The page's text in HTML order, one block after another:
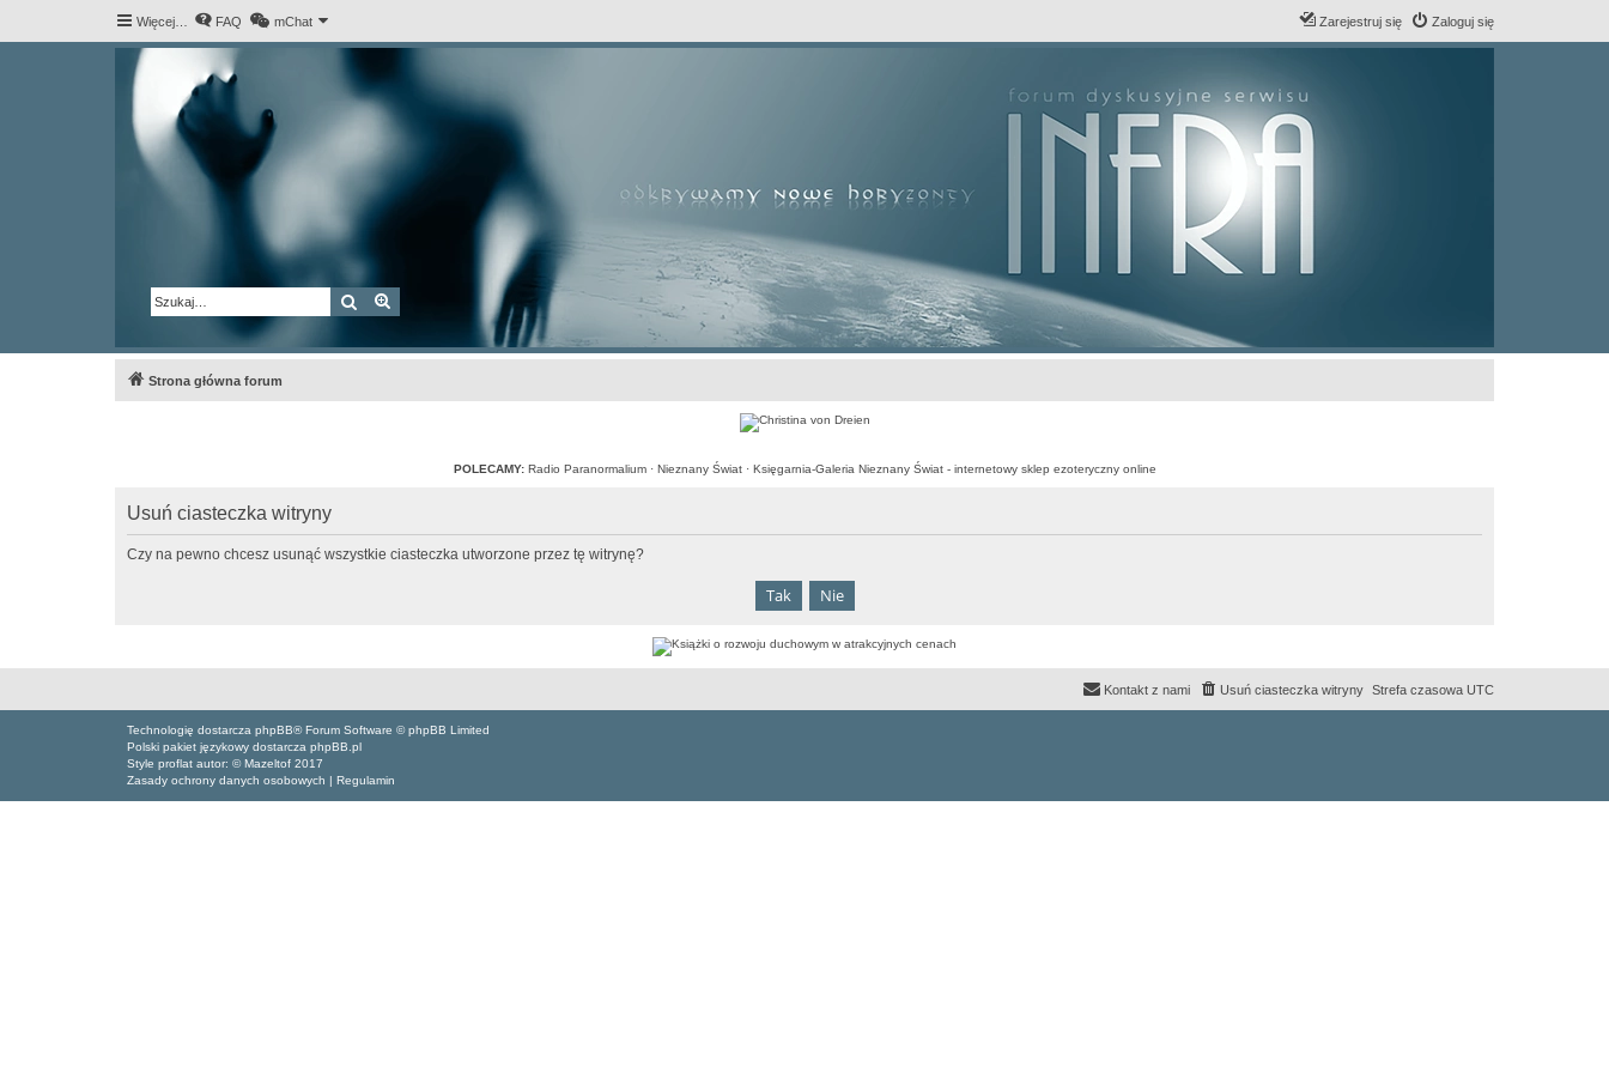
Więcej… FAQ mChat Zaloguj się
Zarejestruj się
Szukaj Wyszukiwanie zaawansowane
Strona główna forum
POLECAMY: Radio Paranormalium· Nieznany Świat· Księgarnia-Galeria Nieznany Świat - internetowy sklep ezoteryczny online
Usuń ciasteczka witryny
Czy na pewno chcesz usunąć wszystkie ciasteczka utworzone przez tę witrynę?
Strefa czasowa UTC
Usuń ciasteczka witryny
Kontakt z nami
Technologię dostarcza phpBB® Forum Software © phpBB Limited
Polski pakiet językowy dostarcza phpBB.pl
Style proflat autor: ©Mazeltof 2017
Zasady ochrony danych osobowych | Regulamin